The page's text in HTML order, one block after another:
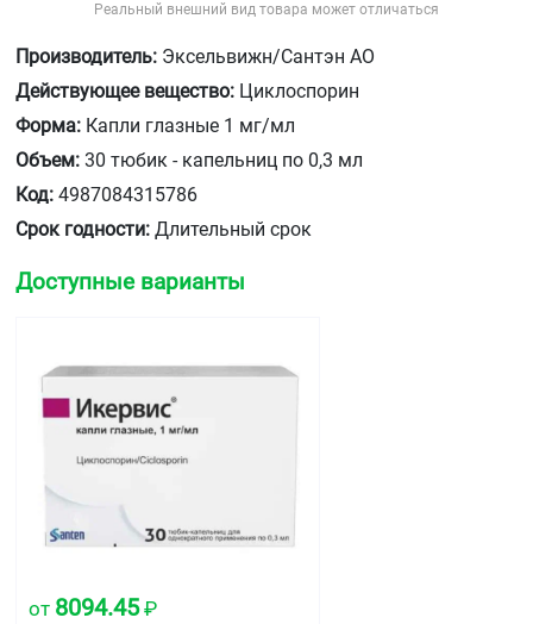
Реальный внешний вид товара может отличаться
Производитель: Эксельвижн/Сантэн АО
Действующее вещество: Циклоспорин
Форма: Капли глазные 1 мг/мл
Объем: 30 тюбик - капельниц по 0,3 мл
Код: 4987084315786
Срок годности: Длительный срок
Доступные варианты
от 8094.45₽